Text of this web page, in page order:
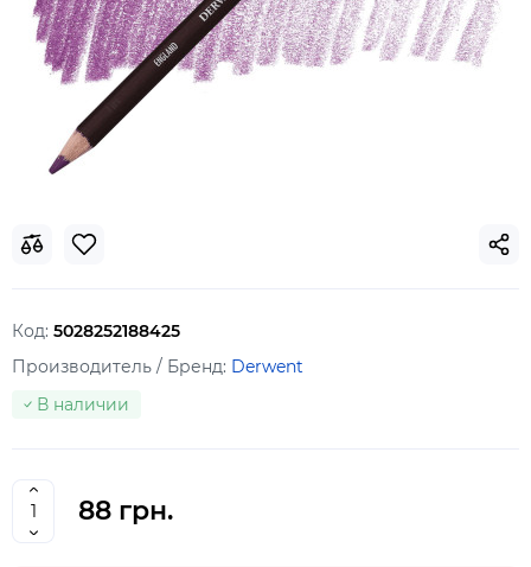
Код: 5028252188425
Производитель / Бренд: Derwent
В наличии
88 грн.